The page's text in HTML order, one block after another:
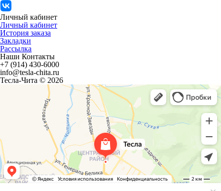
Личный кабинет
Личный кабинет
История заказа
Закладки
Рассылка
Наши Контакты
+7 (914) 430-6000
info@tesla-chita.ru
Тесла-Чита © 2026